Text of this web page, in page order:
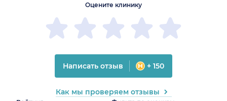
Оцените клинику
Написать отзыв + 150
Как мы проверяем отзывы